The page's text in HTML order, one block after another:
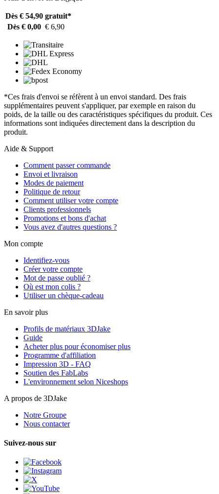
Dès € 54,90 gratuit*
Dès € 0,00 € 6,90
*Ces frais d'envoi se réfèrent à un envoi standard. Des frais
supplémentaires peuvent s'appliquer, par exemple en raison du
poids, de la taille ou des caractéristiques spécifiques du produit. Ces
informations sont indiquées directement dans la description du
produit.
Aide & Support
Comment passer commande
Envoi et livraison
Modes de paiement
Politique de retour
Comment utiliser votre compte
Clients professionnels
Promotions et bons d'achat
Vous avez d'autres questions ?
Mon compte
Identifiez-vous
Créer votre compte
Mot de passe oublié ?
Où est mon colis ?
Utiliser un chèque-cadeau
En savoir plus
Profils de matériaux 3DJake
Guide
Acheter plus pour économiser plus
Programme d'affiliation
Impression 3D - FAQ
Soutien des FabLabs
L'environnement selon Niceshops
A propos de 3DJake
Notre Groupe
Nous contacter
Suivez-nous sur